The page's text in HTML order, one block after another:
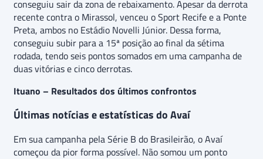
conseguiu sair da zona de rebaixamento. Apesar da derrota
recente contra o Mirassol, venceu o Sport Recife e a Ponte
Preta, ambos no Estádio Novelli Júnior. Dessa forma,
conseguiu subir para a 15ª posição ao final da sétima
rodada, tendo seis pontos somados em uma campanha de
duas vitórias e cinco derrotas.
Ituano – Resultados dos últimos confrontos
Últimas notícias e estatísticas do Avaí
Em sua campanha pela Série B do Brasileirão, o Avaí
começou da pior forma possível. Não somou um ponto